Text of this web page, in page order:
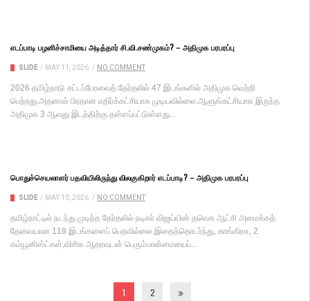
எடப்பாடி பழனிச்சாமியை அடித்தார் சி.வி.சண்முகம்? – அதிமுக பரபரப்பு
SLIDE / MAY 11, 2026 / NO COMMENT
2026 தமிழ்நாடு சட்டப்பேரவைத் தேர்தலில் 47 இடங்களில் அதிமுக வெற்றி
பெற்றது.அதனால் பிரதான எதிர்க்கட்சியாக முடியவில்லை.ஆளுங்கட்சியாக இருந்த
அதிமுக 3 ஆவது இடத்திற்கு தள்ளப்பட்டுள்ளது...
பொதுச்செயலாளர் பதவியிலிருந்து விலகுகிறார் எடப்பாடி? – அதிமுக பரபரப்பு
SLIDE / MAY 10, 2026 / NO COMMENT
தமிழ்நாட்டில் நடந்து முடிந்த தேர்தலில் நடிகர் விஜய்யின் தவெக ஆட்சி அமைக்கத்
தேவையான 118 இடங்களைப் பெறவில்லை.இதைத்தொடர்ந்து, காங்கிரசு, 2
கம்யூனிஸ்ட்கள்,விசிக ஆதரவுடன் பெரும்பான்மையைப்...
1 2